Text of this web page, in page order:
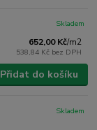
652,00 Kč/m2
538,84 Kč bez DPH
Skladem
Přidat do košíku
Skladem